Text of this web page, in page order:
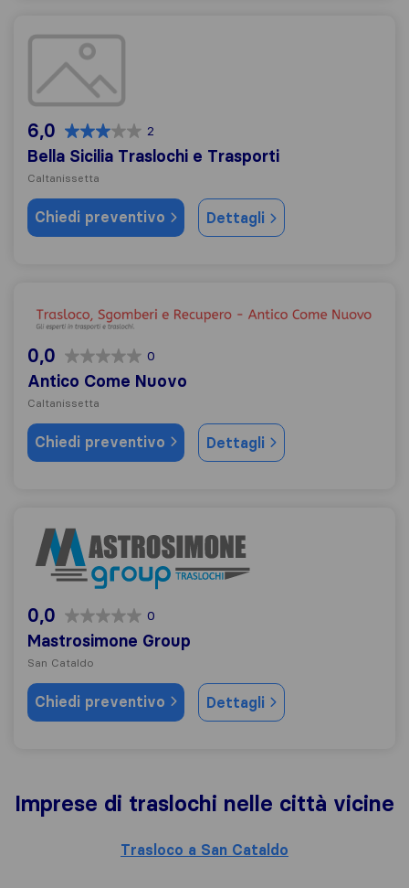
Bella Sicilia Traslochi e Trasporti
6,0 2
Bella Sicilia Traslochi e Trasporti
Caltanissetta
Chiedi preventivo Dettagli
Antico Come Nuovo
0,0 0
Antico Come Nuovo
Caltanissetta
Chiedi preventivo Dettagli
Mastrosimone Group
0,0 0
Mastrosimone Group
San Cataldo
Chiedi preventivo Dettagli
Imprese di traslochi nelle città vicine
Trasloco a San Cataldo